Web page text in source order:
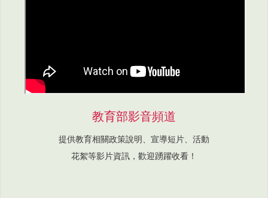
教育部影音頻道
提供教育相關政策說明、宣導短片、活動
花絮等影片資訊，歡迎踴躍收看！